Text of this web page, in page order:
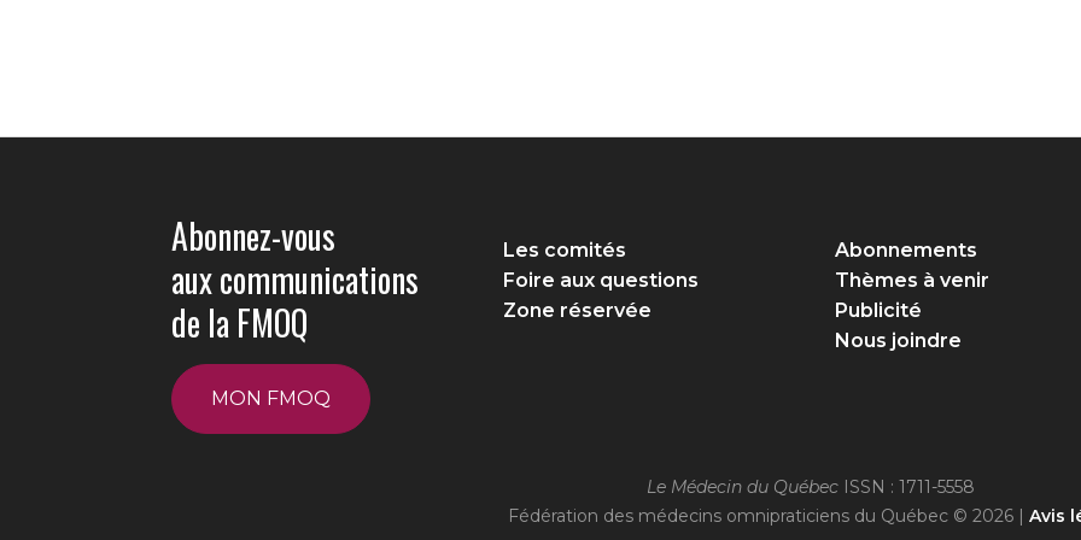
Abonnez-vous
aux communications
de la FMOQ
MON FMOQ
Les comités
Foire aux questions
Zone réservée
Abonnements
Thèmes à venir
Publicité
Nous joindre
Le Médecin du Québec ISSN : 1711-5558
Fédération des médecins omnipraticiens du Québec © 2026 | Avis